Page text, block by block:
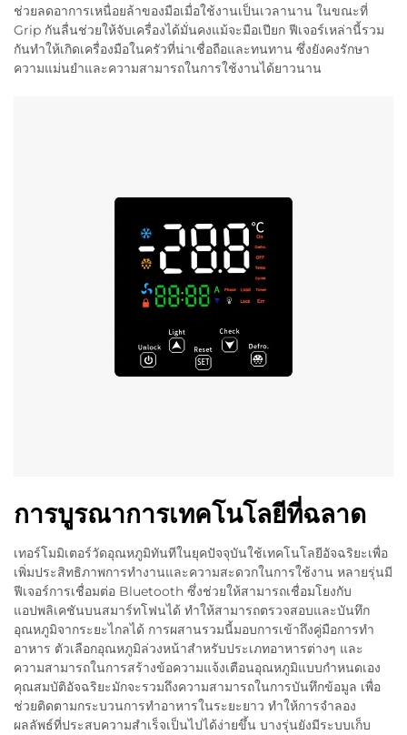
ช่วยลดอาการเหนื่อยล้าของมือเมื่อใช้งานเป็นเวลานาน ในขณะที่
Grip กันลื่นช่วยให้จับเครื่องได้มั่นคงแม้จะมือเปียก ฟีเจอร์เหล่านี้รวม
กันทำให้เกิดเครื่องมือในครัวที่น่าเชื่อถือและทนทาน ซึ่งยังคงรักษา
ความแม่นยำและความสามารถในการใช้งานได้ยาวนาน
การบูรณาการเทคโนโลยีที่ฉลาด
เทอร์โมมิเตอร์วัดอุณหภูมิทันทีในยุคปัจจุบันใช้เทคโนโลยีอัจฉริยะเพื่อ
เพิ่มประสิทธิภาพการทำงานและความสะดวกในการใช้งาน หลายรุ่นมี
ฟีเจอร์การเชื่อมต่อ Bluetooth ซึ่งช่วยให้สามารถเชื่อมโยงกับ
แอปพลิเคชันบนสมาร์ทโฟนได้ ทำให้สามารถตรวจสอบและบันทึก
อุณหภูมิจากระยะไกลได้ การผสานรวมนี้มอบการเข้าถึงคู่มือการทำ
อาหาร ตัวเลือกอุณหภูมิล่วงหน้าสำหรับประเภทอาหารต่างๆ และ
ความสามารถในการสร้างข้อความแจ้งเตือนอุณหภูมิแบบกำหนดเอง
คุณสมบัติอัจฉริยะมักจะรวมถึงความสามารถในการบันทึกข้อมูล เพื่อ
ช่วยติดตามกระบวนการทำอาหารในระยะยาว ทำให้การจำลอง
ผลลัพธ์ที่ประสบความสำเร็จเป็นไปได้ง่ายขึ้น บางรุ่นยังมีระบบเก็บ